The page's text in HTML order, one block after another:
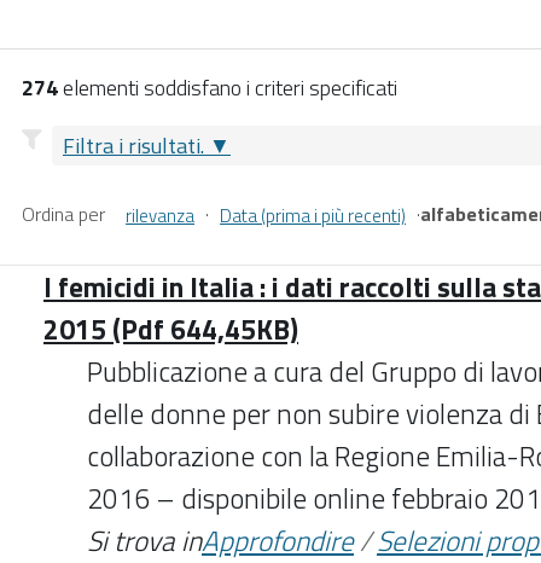
274elementi soddisfano i criteri specificati
Filtra i risultati.
Ordina per rilevanza · Data (prima i più recenti) ·
I femicidi in Italia : i dati raccolti sulla
2015 (Pdf 644,45KB)
Pubblicazione a cura del Gruppo di
delle donne per non subire violenza di
collaborazione con la Regione Emilia-
2016 – disponibile online febbraio
Si trova inApprofondire/Selezioni